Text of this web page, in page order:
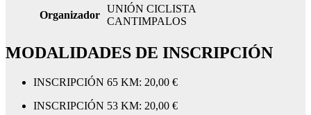
Organizador
UNIÓN CICLISTA
CANTIMPALOS
MODALIDADES DE INSCRIPCIÓN
INSCRIPCIÓN 65 KM: 20,00 €
INSCRIPCIÓN 53 KM: 20,00 €